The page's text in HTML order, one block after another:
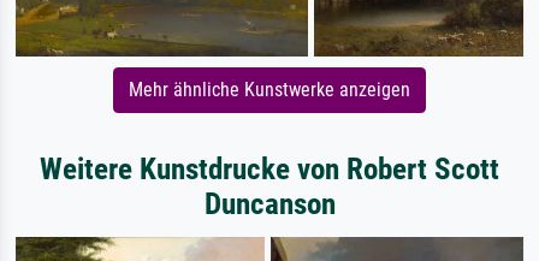
Mehr ähnliche Kunstwerke anzeigen
Weitere Kunstdrucke von Robert Scott
Duncanson